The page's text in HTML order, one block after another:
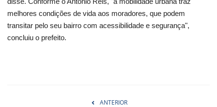
melhores condições de vida aos moradores, que podem
transitar pelo seu bairro com acessibilidade e segurança",
concluiu o prefeito.
ANTERIOR